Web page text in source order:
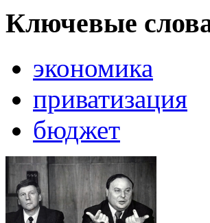
Ключевые
экономика
приватизация
бюджет